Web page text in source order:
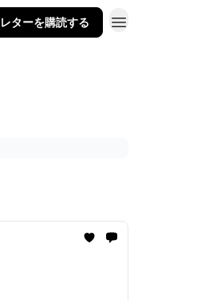
ターを購読する